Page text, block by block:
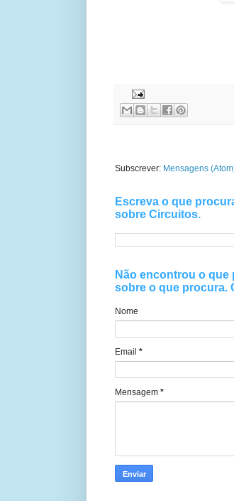
Subscrever: Mensagens
Escreva o que
sobre Circuitos.
Não encontrou o que
sobre o que procura.
Nome
Email *
Mensagem *